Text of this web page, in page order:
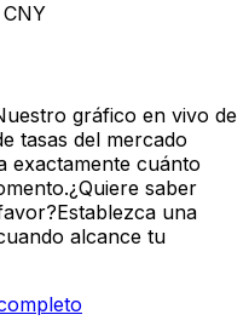
CNY
gráfico en vivo de
tasas del mercado
exactamente cuánto
saber
una
alcance tu